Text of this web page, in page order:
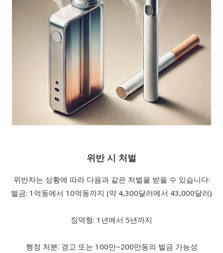
위반 시 처벌
위반자는 상황에 따라 다음과 같은 처벌을 받을 수 있습니다:
벌금: 1억동에서 10억동까지 (약 4,300달러에서 43,000달러)
징역형: 1년에서 5년까지
행정 처분: 경고 또는 100만~200만동의 벌금 가능성